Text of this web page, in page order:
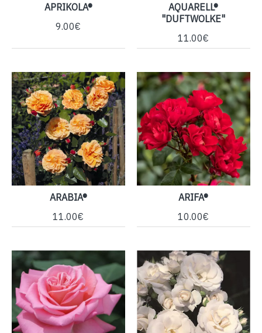
APRIKOLA®
9.00€
AQUARELL®
"DUFTWOLKE"
11.00€
ARABIA®
11.00€
ARIFA®
10.00€